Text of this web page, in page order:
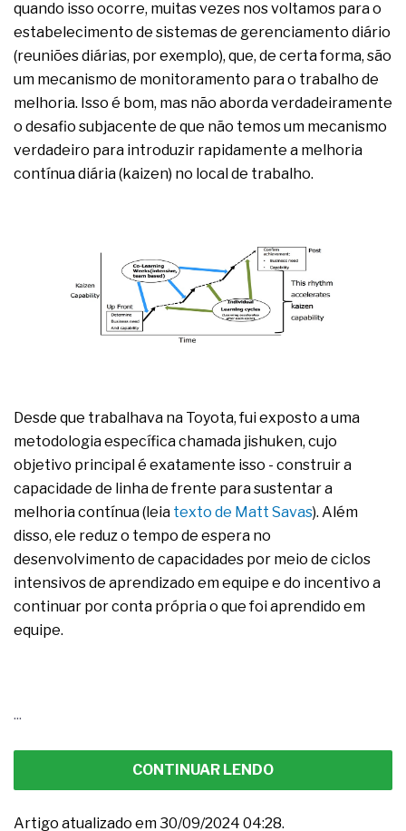
A prevenção clínica da coceira no ânus
Os sintomas clínicos do teratoma de ovário
O tratamento médico da síndrome da fadiga
crônica
As causas médicas da queda dos cabelos ou
calvície
Quando a gestão é o obstáculo para o resultado
positivo
Os procedimentos para a inspeção em estruturas
hidráulicas de concreto de obras
de governança das organizações
O desenho industrial ganha espaço como
estratégia competitiva nas empresas
As variações dimensionais dos produtos de
materiais cimentícios com fibra de vidro
complexa ficou ainda mais humana
quando isso ocorre, muitas vezes nos voltamos para o
estabelecimento de sistemas de gerenciamento diário
(reuniões diárias, por exemplo), que, de certa forma, são
um mecanismo de monitoramento para o trabalho de
melhoria. Isso é bom, mas não aborda verdadeiramente
o desafio subjacente de que não temos um mecanismo
verdadeiro para introduzir rapidamente a melhoria
contínua diária (kaizen) no local de trabalho.
Desde que trabalhava na Toyota, fui exposto a uma
metodologia específica chamada jishuken, cujo
objetivo principal é exatamente isso - construir a
capacidade de linha de frente para sustentar a
melhoria contínua (leia texto de Matt Savas). Além
disso, ele reduz o tempo de espera no
desenvolvimento de capacidades por meio de ciclos
intensivos de aprendizado em equipe e do incentivo a
continuar por conta própria o que foi aprendido em
equipe.
...
CONTINUAR LENDO
Artigo atualizado em 30/09/2024 04:28.